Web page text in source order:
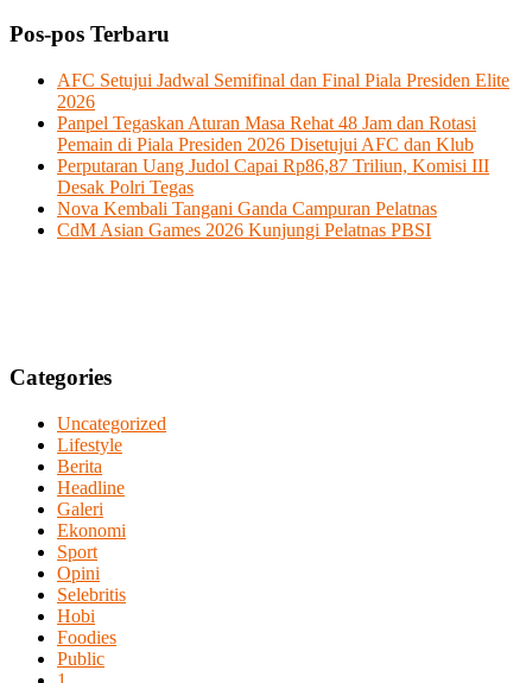
Pos-pos Terbaru
AFC Setujui Jadwal Semifinal dan Final Piala Presiden Elite
2026
Panpel Tegaskan Aturan Masa Rehat 48 Jam dan Rotasi
Pemain di Piala Presiden 2026 Disetujui AFC dan Klub
Perputaran Uang Judol Capai Rp86,87 Triliun, Komisi III
Desak Polri Tegas
Nova Kembali Tangani Ganda Campuran Pelatnas
CdM Asian Games 2026 Kunjungi Pelatnas PBSI
Categories
Uncategorized
Lifestyle
Berita
Headline
Galeri
Ekonomi
Sport
Opini
Selebritis
Hobi
Foodies
Public